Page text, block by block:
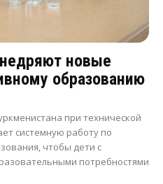
новые
образованию
при технической
системную работу по
чтобы дети с
потребностями